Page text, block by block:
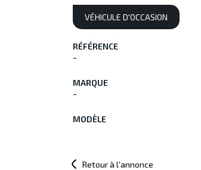
VÉHICULE D'OCCASION
RÉFÉRENCE
-
MARQUE
-
MODÈLE
Retour à l'annonce